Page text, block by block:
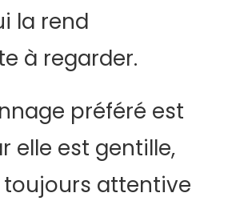
la rend
à regarder.
préféré est
elle est gentille,
attentive